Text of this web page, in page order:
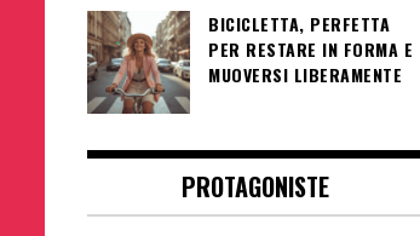
BICICLETTA, PERFETTA
PER RESTARE IN FORMA E
MUOVERSI LIBERAMENTE
PROTAGONISTE